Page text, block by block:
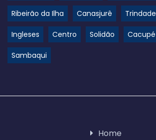
Ribeirão da Ilha Canasjurê Trindade
Ingleses Centro Solidão Cacupé
Sambaqui
Home